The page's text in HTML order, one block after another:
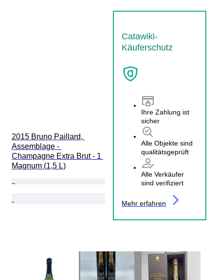
2015 Bruno Paillard,
Assemblage -
Champagne Extra Brut - 1
Magnum (1,5 L)
Catawiki-
Käuferschutz
Ihre Zahlung ist
sicher
Alle Objekte sind
qualitätsgeprüft
Alle Verkäufer
sind verifiziert
Mehr erfahren